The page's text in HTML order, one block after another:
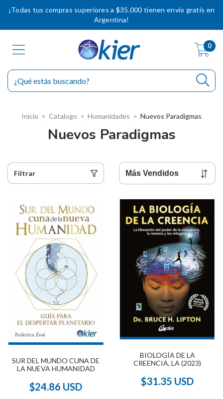
¡Todas tus compras superiores a $35.000 tienen envío gratis en
Argentina!
0
Inicio > Catalogo > Humanidades > Nuevos Paradigmas
Nuevos Paradigmas
Filtrar
SUR DEL MUNDO CUNA DE
LA NUEVA HUMANIDAD
$24.86 USD
BIOLOGÍA DE LA
CREENCIA, LA (2023)
$31.35 USD